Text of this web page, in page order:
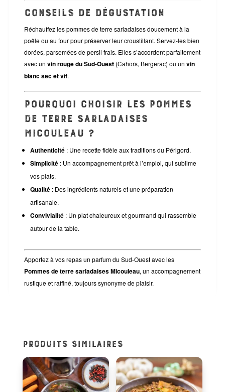
Conseils de dégustation
Réchauffez les pommes de terre sarladaises doucement à la
poêle ou au four pour préserver leur croustillant. Servez-les bien
dorées, parsemées de persil frais. Elles s’accordent parfaitement
avec un vin rouge du Sud-Ouest(Cahors, Bergerac) ou un vin
blanc sec et vif.
Pourquoi choisir les pommes
de terre sarladaises
Micouleau ?
Authenticité: Une recette fidèle aux traditions du Périgord.
Simplicité: Un accompagnement prêt à l’emploi, qui sublime
vos plats.
Qualité: Des ingrédients naturels et une préparation
artisanale.
Convivialité: Un plat chaleureux et gourmand qui rassemble
autour de la table.
Apportez à vos repas un parfum du Sud-Ouest avec les
Pommes de terre sarladaises Micouleau, un accompagnement
rustique et raffiné, toujours synonyme de plaisir.
PRODUITS SIMILAIRES